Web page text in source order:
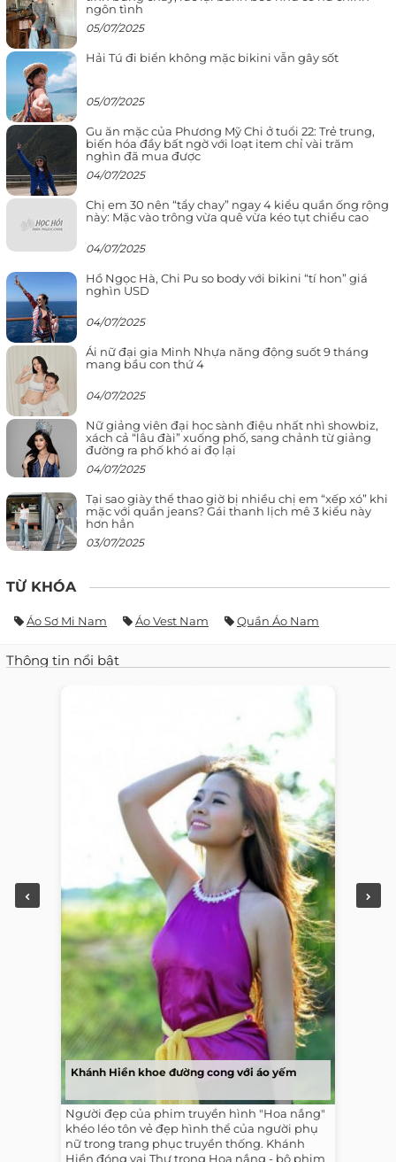
ngôn tình
05/07/2025
Hải Tú đi biển không mặc bikini vẫn gây sốt
05/07/2025
Gu ăn mặc của Phương Mỹ Chi ở tuổi 22: Trẻ trung,
biến hóa đầy bất ngờ với loạt item chỉ vài trăm
nghìn đã mua được
04/07/2025
Chị em 30 nên “tẩy chay” ngay 4 kiểu quần ống rộng
này: Mặc vào trông vừa quê vừa kéo tụt chiều cao
04/07/2025
Hồ Ngọc Hà, Chi Pu so body với bikini “tí hon” giá
nghìn USD
04/07/2025
Ái nữ đại gia Minh Nhựa năng động suốt 9 tháng
mang bầu con thứ 4
04/07/2025
Nữ giảng viên đại học sành điệu nhất nhì showbiz,
xách cả “lâu đài” xuống phố, sang chảnh từ giảng
đường ra phố khó ai đọ lại
04/07/2025
Tại sao giày thể thao giờ bị nhiều chị em “xếp xó” khi
mặc với quần jeans? Gái thanh lịch mê 3 kiểu này
hơn hẳn
03/07/2025
TỪ KHÓA
Áo Sơ Mi Nam Áo Vest Nam Quần Áo Nam
Thông tin nổi bật
Khánh Hiền khoe đường cong với áo yếm
Người đẹp của phim truyền hình "Hoa nắng"
khéo léo tôn vẻ đẹp hình thể của người phụ
nữ trong trang phục truyền thống. Khánh
Hiền đóng vai Thư trong Hoa nắng - bộ phim